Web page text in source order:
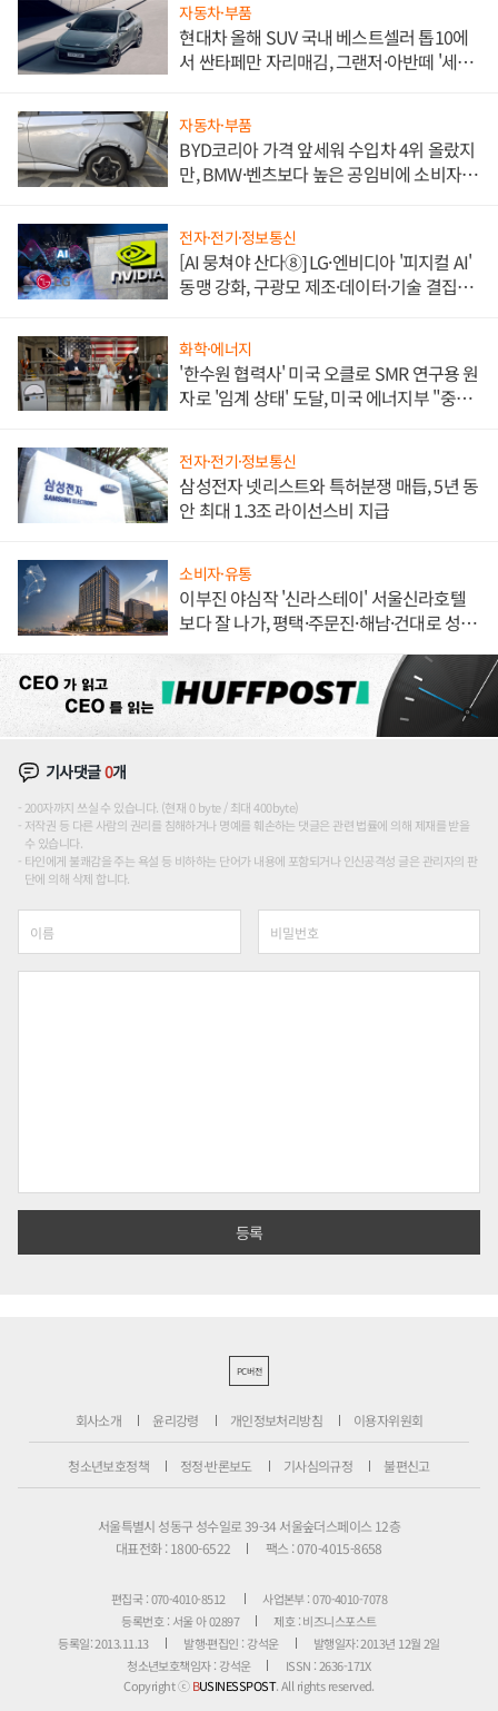
자동차·부품
현대차 올해 SUV 국내 베스트셀러 톱10에
서 싼타페만 자리매김, 그랜저·아반떼 '세단
자동차·부품
BYD코리아 가격 앞세워 수입차 4위 올랐지
만, BMW·벤츠보다 높은 공임비에 소비자
전자·전기·정보통신
[AI 뭉쳐야 산다⑧] LG·엔비디아 '피지컬 AI'
동맹 강화, 구광모 제조·데이터·기술 결집
화학·에너지
'한수원 협력사' 미국 오클로 SMR 연구용 원
자로 '임계 상태' 도달, 미국 에너지부 "중요
전자·전기·정보통신
삼성전자 넷리스트와 특허분쟁 매듭, 5년 동
안 최대 1.3조 라이선스비 지급
소비자·유통
이부진 야심작 '신라스테이' 서울신라호텔
보다 잘 나가, 평택·주문진·해남·건대로 성
기사댓글0개
200자까지 쓰실 수 있습니다. (현재 0 byte / 최대 400byte)
저작권 등 다른 사람의 권리를 침해하거나 명예를 훼손하는 댓글은 관련 법률에 의해 제재를 받을
수 있습니다.
타인에게 불쾌감을 주는 욕설 등 비하하는 단어가 내용에 포함되거나 인신공격성 글은 관리자의 판
단에 의해 삭제 합니다.
PC버전
회사소개 윤리강령 개인정보처리방침 이용자위원회
청소년보호정책 정정·반론보도 기사심의규정 불편신고
서울특별시 성동구 성수일로 39-34 서울숲더스페이스 12층
대표전화 : 1800-6522
팩스 : 070-4015-8658
편집국 : 070-4010-8512
사업본부 : 070-4010-7078
등록번호 : 서울 아 02897
제호 : 비즈니스포스트
등록일: 2013.11.13
발행·편집인 : 강석운
발행일자: 2013년 12월 2일
청소년보호책임자 : 강석운
ISSN : 2636-171X
Copyright ⓒBUSINESSPOST. All rights reserved.